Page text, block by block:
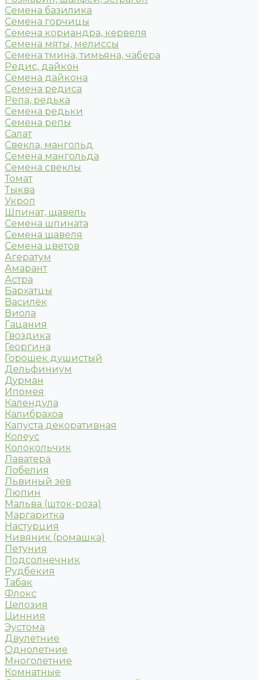
Семена базилика
Семена горчицы
Семена кориандра, кервеля
Семена мяты, мелиссы
Семена тмина, тимьяна, чабера
Редис, дайкон
Семена дайкона
Семена редиса
Репа, редька
Семена редьки
Семена репы
Салат
Свекла, мангольд
Семена мангольда
Семена свеклы
Томат
Тыква
Укроп
Шпинат, щавель
Семена шпината
Семена щавеля
Семена цветов
Агератум
Амарант
Астра
Бархатцы
Василёк
Виола
Гацания
Гвоздика
Георгина
Горошек душистый
Дельфиниум
Дурман
Ипомея
Календула
Калибрахоа
Капуста декоративная
Колеус
Колокольчик
Лаватера
Лобелия
Львиный зев
Люпин
Мальва (шток-роза)
Маргаритка
Настурция
Нивяник (ромашка)
Петуния
Подсолнечник
Рудбекия
Табак
Флокс
Целозия
Цинния
Эустома
Двулетние
Однолетние
Многолетние
Комнатные